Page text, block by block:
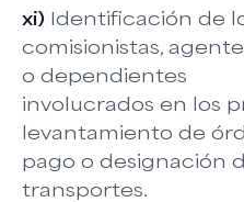
xi) Identificación de
comisionistas,
o dependientes
involucrados en los
levantamiento de
pago o designación
transportes.